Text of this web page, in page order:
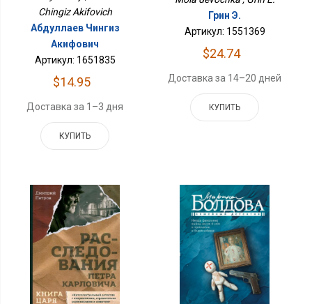
Chingiz Akifovich
Абдуллаев Чингиз
Акифович
Артикул: 1651835
$14.95
Доставка за 1–3 дня
КУПИТЬ
Грин Э.
Артикул: 1551369
$24.74
Доставка за 14–20 дней
КУПИТЬ